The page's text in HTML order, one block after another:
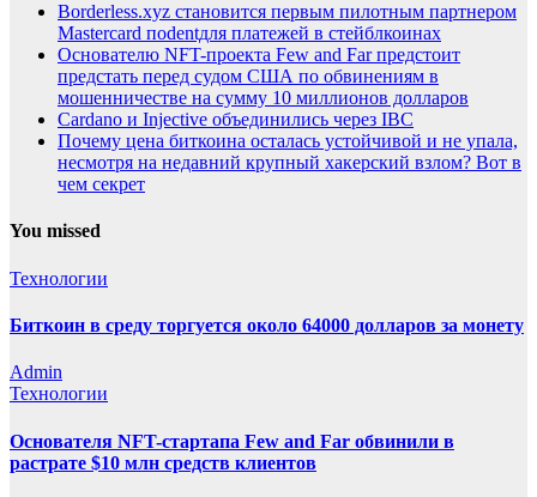
Borderless.xyz становится первым пилотным партнером
Mastercard поdentдля платежей в стейблкоинах
Основателю NFT-проекта Few and Far предстоит
предстать перед судом США по обвинениям в
мошенничестве на сумму 10 миллионов долларов
Cardano и Injective объединились через IBC
Почему цена биткоина осталась устойчивой и не упала,
несмотря на недавний крупный хакерский взлом? Вот в
чем секрет
You missed
Технологии
Биткоин в среду торгуется около 64000 долларов за монету
Admin
Технологии
Основателя NFT-стартапа Few and Far обвинили в
растрате $10 млн средств клиентов